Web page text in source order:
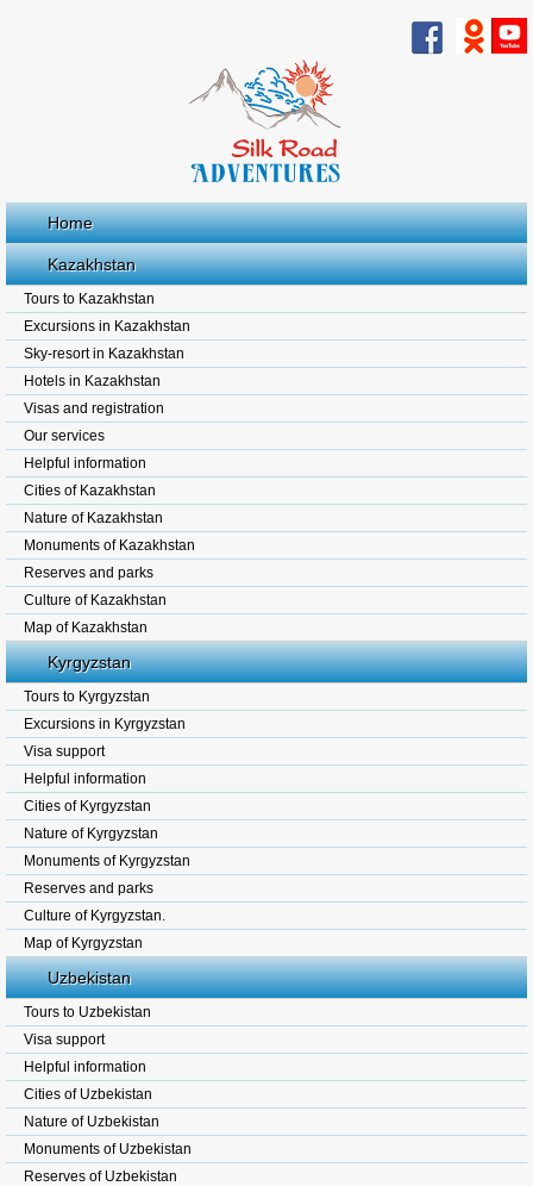
Home
Kazakhstan
Tours to Kazakhstan
Excursions in Kazakhstan
Sky-resort in Kazakhstan
Hotels in Kazakhstan
Visas and registration
Our services
Helpful information
Cities of Kazakhstan
Nature of Kazakhstan
Monuments of Kazakhstan
Reserves and parks
Culture of Kazakhstan
Map of Kazakhstan
Kyrgyzstan
Tours to Kyrgyzstan
Excursions in Kyrgyzstan
Visa support
Helpful information
Cities of Kyrgyzstan
Nature of Kyrgyzstan
Monuments of Kyrgyzstan
Reserves and parks
Culture of Kyrgyzstan.
Map of Kyrgyzstan
Uzbekistan
Tours to Uzbekistan
Visa support
Helpful information
Cities of Uzbekistan
Nature of Uzbekistan
Monuments of Uzbekistan
Reserves of Uzbekistan